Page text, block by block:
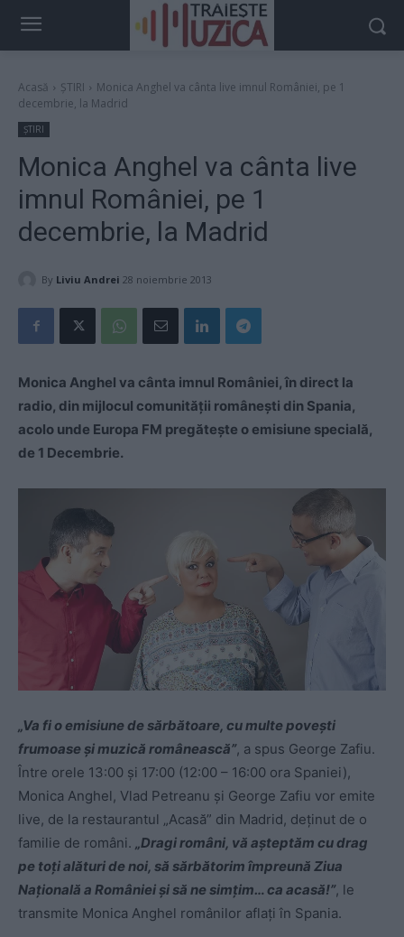
Acasă ȘTIRI
Monica Anghel va cânta live imnul României, pe 1
decembrie, la Madrid
ȘTIRI
Monica Anghel va cânta live
imnul României, pe 1
decembrie, la Madrid
By Liviu Andrei 28 noiembrie 2013
Monica Anghel va cânta imnul României, în direct la
radio, din mijlocul comunității românești din Spania,
acolo unde Europa FM pregătește o emisiune specială,
de 1 Decembrie.
„Va fi o emisiune de sărbătoare, cu multe povești
frumoase și muzică românească”, a spus George Zafiu.
Între orele 13:00 și 17:00 (12:00 – 16:00 ora Spaniei),
Monica Anghel, Vlad Petreanu și George Zafiu vor emite
live, de la restaurantul „Acasă” din Madrid, deținut de o
familie de români. „Dragi români, vă așteptăm cu drag
pe toți alături de noi, să sărbătorim împreună Ziua
Națională a României și să ne simțim… ca acasă!”, le
transmite Monica Anghel românilor aflați în Spania.